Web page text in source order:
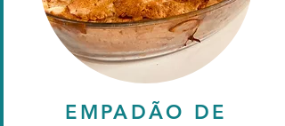
EMPADÃO DE